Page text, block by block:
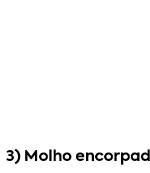
3) Molho